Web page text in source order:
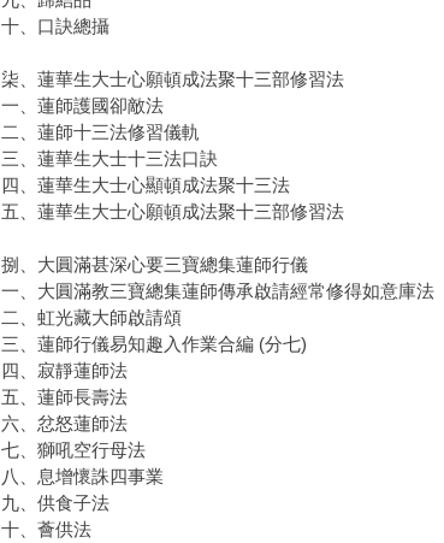
十、口訣總攝
柒、蓮華生大士心願頓成法聚十三部修習法
一、蓮師護國卻敵法
二、蓮師十三法修習儀軌
三、蓮華生大士十三法口訣
四、蓮華生大士心顯頓成法聚十三法
五、蓮華生大士心願頓成法聚十三部修習法
捌、大圓滿甚深心要三寶總集蓮師行儀
一、大圓滿教三寶總集蓮師傳承啟請經常修得如意庫法
二、虹光藏大師啟請頌
三、蓮師行儀易知趣入作業合編 (分七)
四、寂靜蓮師法
五、蓮師長壽法
六、忿怒蓮師法
七、獅吼空行母法
八、息增懷誅四事業
九、供食子法
十、薈供法